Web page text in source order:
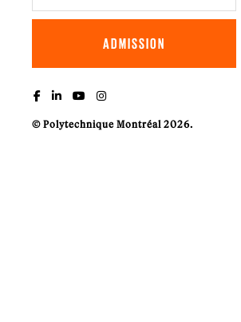
ADMISSION
© Polytechnique Montréal 2026.